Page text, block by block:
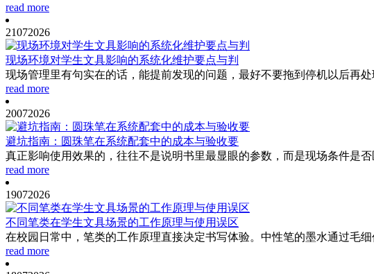
read more
21072026
现场环境对学生文具影响的系统化维护要点与判
现场管理里有句实在的话，能提前发现的问题，最好不要拖到停机以后再
read more
20072026
避坑指南：圆珠笔在系统配套中的成本与验收要
真正影响使用效果的，往往不是说明书里最显眼的参数，而是现场条件是
read more
19072026
不同笔类在学生文具场景的工作原理与使用误区
在校园日常中，笔类的工作原理直接决定书写体验。中性笔的墨水通过毛
read more